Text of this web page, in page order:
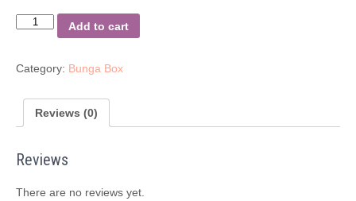
Quantity Add to cart
Category: Bunga Box
Reviews (0)
Reviews
There are no reviews yet.